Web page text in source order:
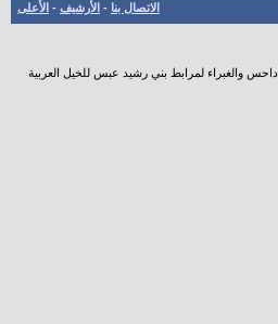
الاتصال بنا - الأرشيف - الأعلى
والغبراء لمرابط بني رشيد عبس للخيل العربية